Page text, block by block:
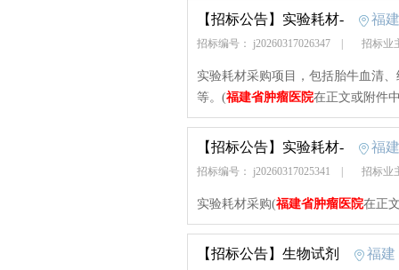
【招标公告】 实验耗材- 福建
招标编号： j20260317026347 招标业
实验耗材采购项目，包括胎牛血清
等。(福建省肿瘤医院在正文或附件
【招标公告】 实验耗材- 福建
招标编号： j20260317025341 招标业
实验耗材采购(福建省肿瘤医院在正
【招标公告】 生物试剂 福建